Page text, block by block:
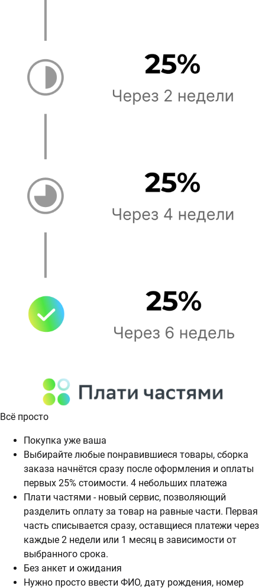
Всё просто
Покупка уже ваша
Выбирайте любые понравившиеся товары, сборка
заказа начнётся сразу после оформления и оплаты
первых 25% стоимости. 4 небольших платежа
Плати частями - новый сервис, позволяющий
разделить оплату за товар на равные части. Первая
часть списывается сразу, оставщиеся платежи через
каждые 2 недели или 1 месяц в зависимости от
выбранного срока.
Без анкет и ожидания
Нужно просто ввести ФИО, дату рождения, номер